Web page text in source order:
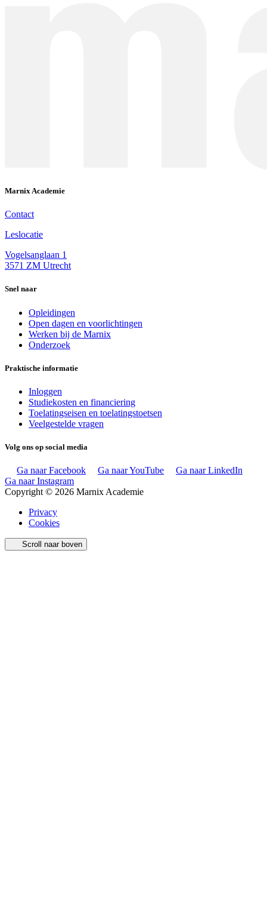
Marnix Academie
Contact
Leslocatie
Vogelsanglaan 1
3571 ZM Utrecht
Snel naar
Opleidingen
Open dagen en voorlichtingen
Werken bij de Marnix
Onderzoek
Praktische informatie
Inloggen
Studiekosten en financiering
Toelatingseisen en toelatingstoetsen
Veelgestelde vragen
Volg ons op social media
Ga naar Facebook Ga naar YouTube
Ga naar LinkedIn
Ga naar Instagram
Copyright © 2026 Marnix Academie
Privacy
Cookies
Scroll naar boven